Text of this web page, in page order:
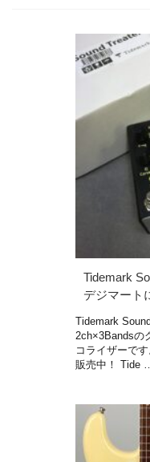
Tidemark
デジマート
Tidemark
2ch×3Bandsの
コライザーで
販売中！ Tide …